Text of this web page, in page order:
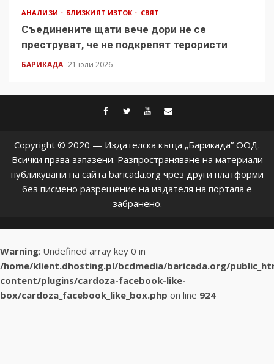
АНАЛИЗИ БЛИЗКИЯТ ИЗТОК СВЯТ
Съединените щати вече дори не се
преструват, че не подкрепят терористи
БАРИКАДА 21 юли 2026
facebook
twitter
youtube
Copyright © 2020 — Издателска къща „Барикада” ООД.
Всички права запазени. Разпространяване на материали
публикувани на сайта baricada.org чрез други платформи
без писмено разрешение на издателя на портала е
забранено.
Warning: Undefined array key 0 in
/home/klient.dhosting.pl/bcdmedia/baricada.org/
content/plugins/cardoza-facebook-like-
box/cardoza_facebook_like_box.php on line 924